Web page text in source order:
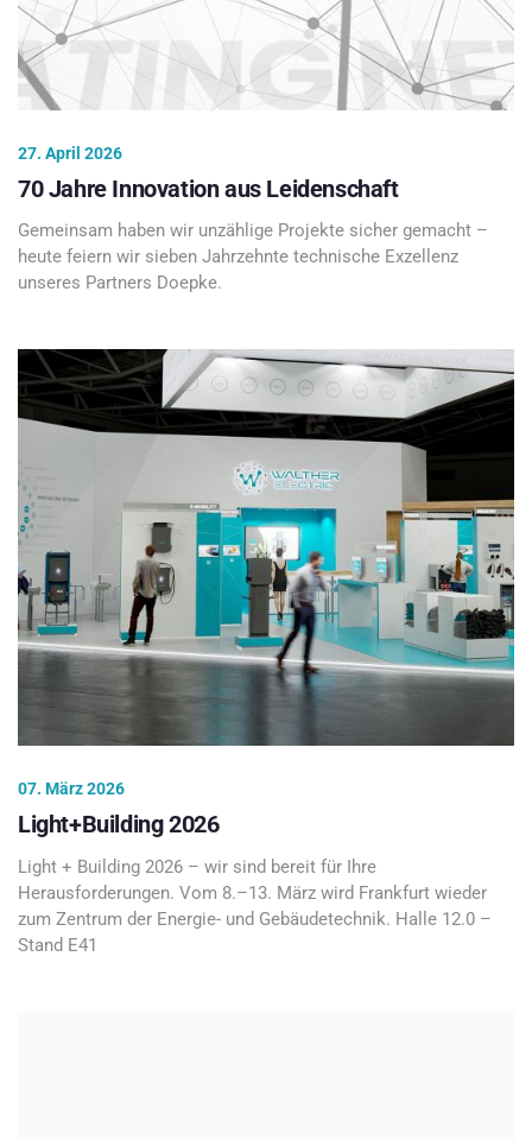
27. April 2026
70 Jahre Innovation aus Leidenschaft
Gemeinsam haben wir unzählige Projekte sicher gemacht –
heute feiern wir sieben Jahrzehnte technische Exzellenz
unseres Partners Doepke.
07. März 2026
Light+Building 2026
Light + Building 2026 – wir sind bereit für Ihre
Herausforderungen. Vom 8.–13. März wird Frankfurt wieder
zum Zentrum der Energie- und Gebäudetechnik. Halle 12.0 –
Stand E41